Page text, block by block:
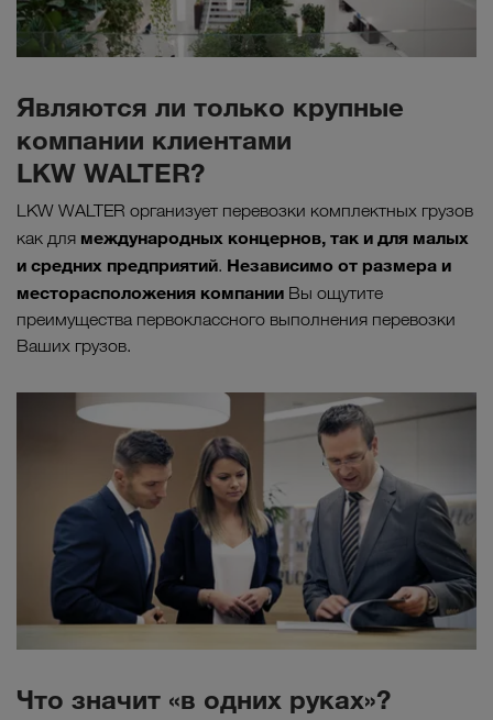
Являются ли только крупные
компании клиентами
LKW WALTER?
LKW WALTER организует перевозки комплектных грузов
как для международных концернов, так и для малых
и средних предприятий. Независимо от размера и
месторасположения компании Вы ощутите
преимущества первоклассного выполнения перевозки
Ваших грузов.
Что значит «в одних руках»?